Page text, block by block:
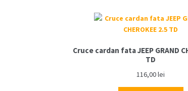
Cruce cardan fata JEEP GRAND
TD
116,00lei